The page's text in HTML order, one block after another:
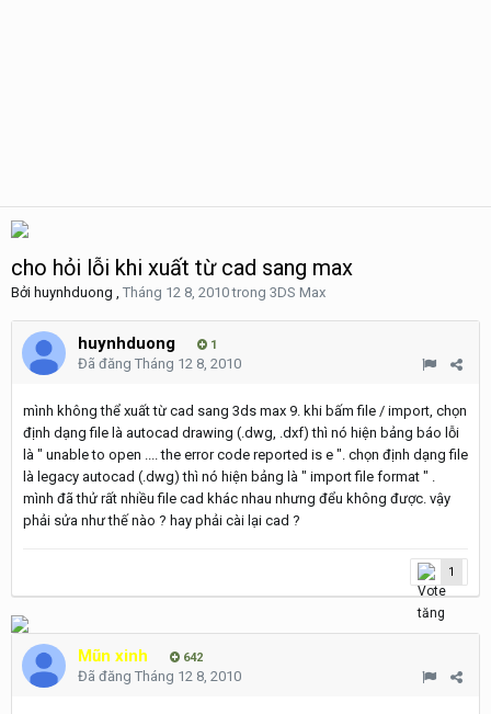
cho hỏi lỗi khi xuất từ cad sang max
Bởi huynhduong , Tháng 12 8, 2010trong 3DS Max
huynhduong 1
Đã đăng Tháng 12 8, 2010
mình không thể xuất từ cad sang 3ds max 9. khi bấm file / import, chọn
định dạng file là autocad drawing (.dwg, .dxf) thì nó hiện bảng báo lỗi
là " unable to open .... the error code reported is e ". chọn định dạng file
là legacy autocad (.dwg) thì nó hiện bảng là " import file format " .
mình đã thử rất nhiều file cad khác nhau nhưng đểu không được. vậy
phải sửa như thế nào ? hay phải cài lại cad ?
1
Mũn xinh 642
Đã đăng Tháng 12 8, 2010